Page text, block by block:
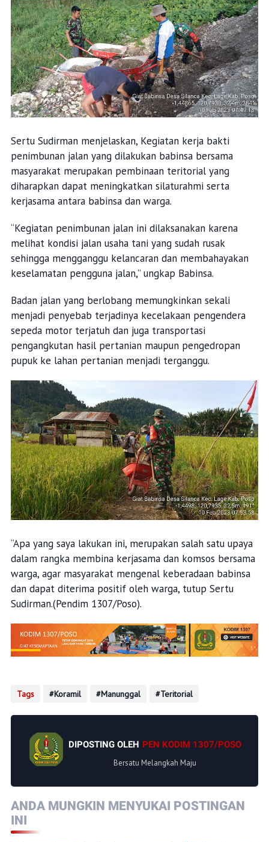
Sertu Sudirman menjelaskan, Kegiatan kerja bakti
penimbunan jalan yang dilakukan babinsa bersama
masyarakat merupakan pembinaan teritorial yang
diharapkan dapat meningkatkan silaturahmi serta
kerjasama antara babinsa dan warga.
“Kegiatan penimbunan jalan ini dilaksanakan karena
melihat kondisi jalan usaha tani yang sudah rusak
sehingga mengganggu kelancaran dan membahayakan
keselamatan pengguna jalan,” ungkap Babinsa.
Badan jalan yang berlobang memungkinkan sekali
menjadi penyebab terjadinya kecelakaan pengendera
sepeda motor terjatuh dan juga transportasi
pengangkutan hasil pertanian maupun pengedropan
pupuk ke lahan pertanian menjadi terganggu.
“Apa yang saya lakukan ini, merupakan salah satu upaya
dalam rangka membina kerjasama dan komsos bersama
warga, agar masyarakat mengenal keberadaan babinsa
dan dapat diterima positif oleh warga, tutup Sertu
Sudirman.(Pendim 1307/Poso).
Tags Koramil Manunggal Teritorial
DIPOSTING OLEH PEN KODIM 1307/POSO
Bersatu Melangkah Maju
ANDA MUNGKIN MENYUKAI POSTINGAN
INI